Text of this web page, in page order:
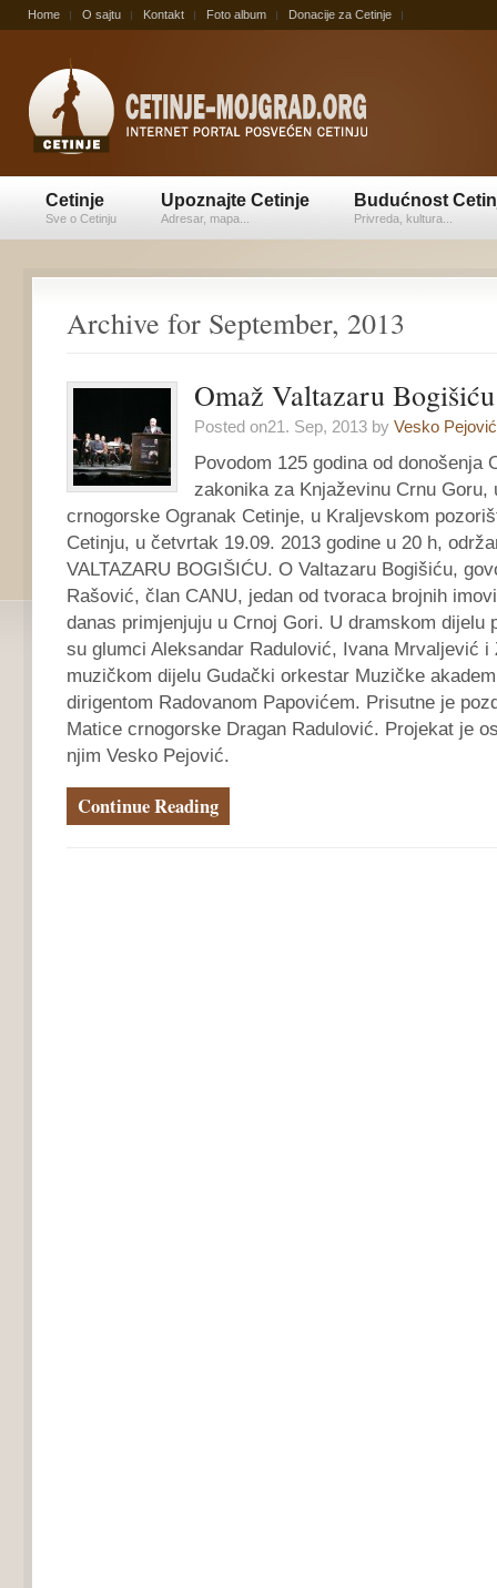
Home O sajtu Kontakt Foto album Donacije za Cetinje
Cetinje
Sve o Cetinju
Upoznajte Cetinje
Adresar, mapa...
Budućnost
Privreda, kultura...
Archive for September, 2013
Omaž Valtazaru Bogišiću
Posted on21. Sep, 2013 by Vesko Pejović
Povodom 125 godina od donošenja
zakonika za Knjaževinu Crnu Goru,
crnogorske Ogranak Cetinje, u Kraljevskom
Cetinju, u četvrtak 19.09. 2013 godine u 20 h,
VALTAZARU BOGIŠIĆU. O Valtazaru Bogišiću,
Rašović, član CANU, jedan od tvoraca brojnih
danas primjenjuju u Crnoj Gori. U dramskom dijelu
su glumci Aleksandar Radulović, Ivana Mrvaljević i
muzičkom dijelu Gudački orkestar Muzičke
dirigentom Radovanom Papovićem. Prisutne je
Matice crnogorske Dragan Radulović. Projekat je
njim Vesko Pejović.
Continue Reading